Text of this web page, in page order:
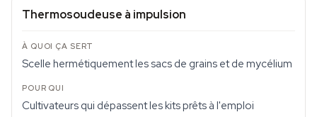
Thermosoudeuse à impulsion
Scelle hermétiquement les sacs de grains et de mycélium
Cultivateurs qui dépassent les kits prêts à l'emploi